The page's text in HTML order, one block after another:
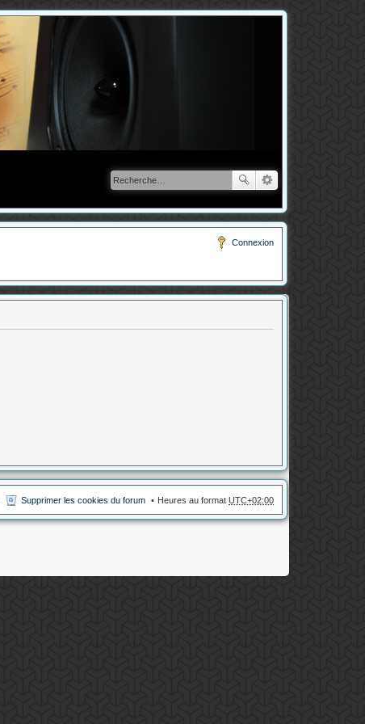
Connexion
Heures au format UTC+02:00
Supprimer les cookies du forum